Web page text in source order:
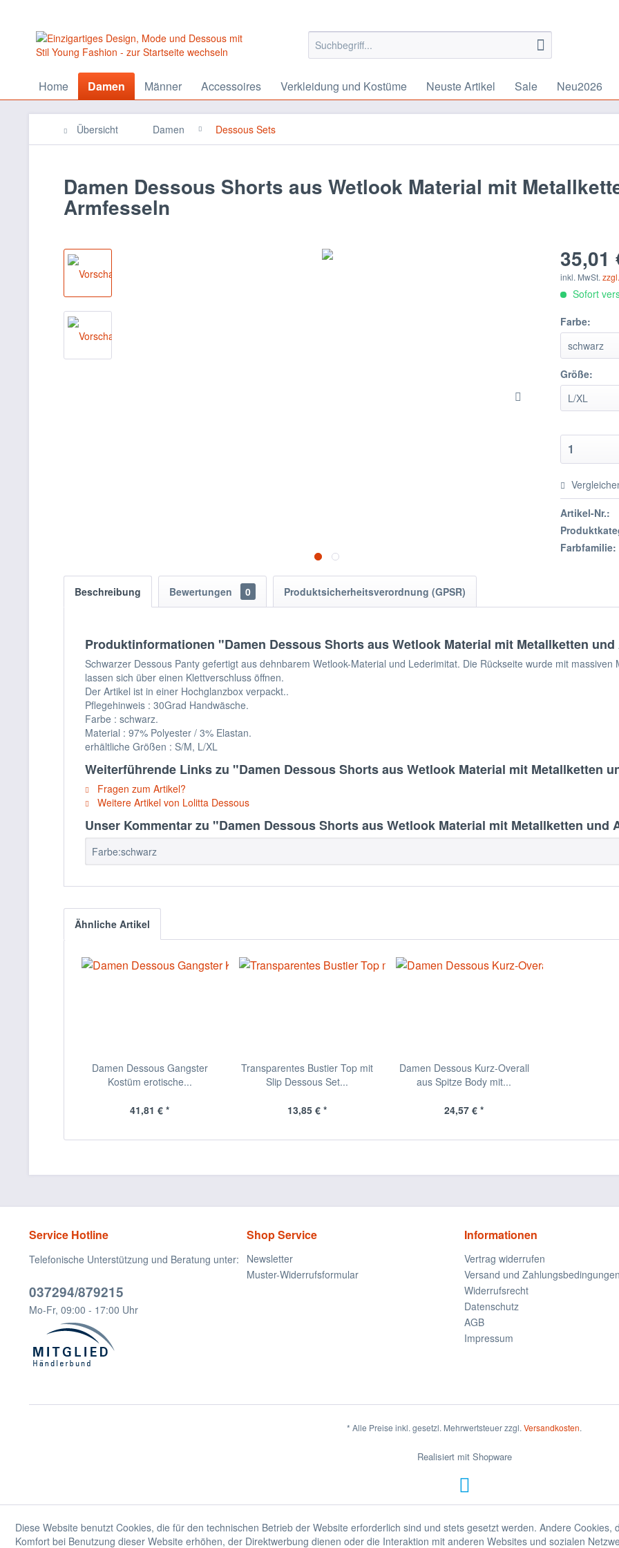
Home Damen Männer Accessoires Verkleidung und Kostüme Neuste Artikel Sale Neu2026
Übersicht Damen Dessous Sets
Damen Dessous Shorts aus Wetlook Material mit
Armfesseln
35,01
inkl. MwSt.
Sofort
Farbe:
Größe:
Artikel-Nr.:
Farbfamilie:
Beschreibung Bewertungen 0 Produktsicherheitsverordnung (GPSR)
Produktinformationen "Damen Dessous Shorts aus Wetlook Material mit Metallketten
Schwarzer Dessous Panty gefertigt aus dehnbarem Wetlook-Material und Lederimitat. Die Rückseite wurde mit
lassen sich über einen Klettverschluss öffnen.
Der Artikel ist in einer Hochglanzbox verpackt..
Pflegehinweis : 30Grad Handwäsche.
Farbe : schwarz.
Material : 97% Polyester / 3% Elastan.
erhältliche Größen : S/M, L/XL
Weiterführende Links zu "Damen Dessous Shorts aus Wetlook Material mit Metallketten
Fragen zum Artikel?
Weitere Artikel von Lolitta Dessous
Unser Kommentar zu "Damen Dessous Shorts aus Wetlook Material mit Metallketten und
Farbe:schwarz
Ähnliche Artikel
Damen Dessous Gangster
Kostüm erotische...
41,81 € *
Transparentes Bustier Top mit
Slip Dessous Set...
13,85 € *
Damen Dessous Kurz-Overall
aus Spitze Body mit...
24,57 € *
Service Hotline
Telefonische Unterstützung und Beratung unter:
037294/879215
Mo-Fr, 09:00 - 17:00 Uhr
Shop Service
Newsletter
Muster-Widerrufsformular
Informationen
Vertrag widerrufen
Versand und Zahlungsbedingungen
Widerrufsrecht
Datenschutz
AGB
Impressum
* Alle Preise inkl. gesetzl. Mehrwertsteuer zzgl. Versandkosten.
Realisiert mit Shopware
Diese Website benutzt Cookies, die für den technischen Betrieb der Website erforderlich sind und stets gesetzt werden. Andere Cookies,
Komfort bei Benutzung dieser Website erhöhen, der Direktwerbung dienen oder die Interaktion mit anderen Websites und sozialen